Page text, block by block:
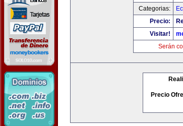
Categorias:
Precio:
Visitar!
Serán
Precio